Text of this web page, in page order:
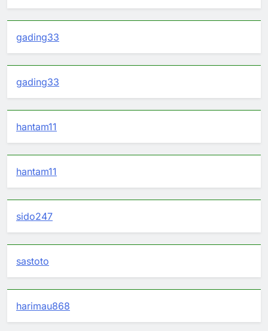
gading33
gading33
hantam11
hantam11
sido247
sastoto
harimau868